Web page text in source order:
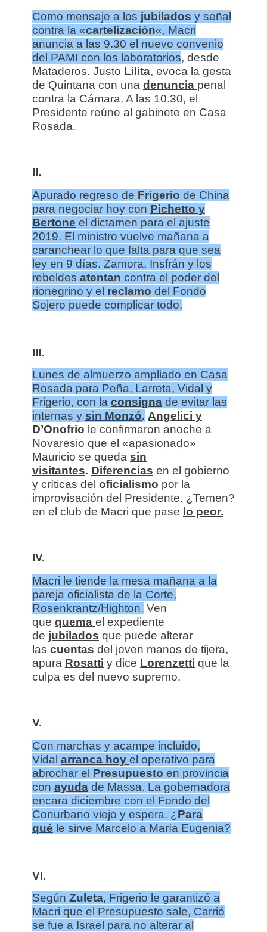
Como mensaje a los jubilados y señal
contra la «cartelización«, Macri
anuncia a las 9.30 el nuevo convenio
del PAMI con los laboratorios, desde
Mataderos. Justo Lilita, evoca la gesta
de Quintana con una denuncia penal
contra la Cámara. A las 10.30, el
Presidente reúne al gabinete en Casa
Rosada.
II.
Apurado regreso de Frigerio de China
para negociar hoy con Pichetto y
Bertone el dictamen para el ajuste
2019. El ministro vuelve mañana a
caranchear lo que falta para que sea
ley en 9 días. Zamora, Insfrán y los
rebeldes atentan contra el poder del
rionegrino y el reclamo del Fondo
Sojero puede complicar todo.
III.
Lunes de almuerzo ampliado en Casa
Rosada para Peña, Larreta, Vidal y
Frigerio, con la consignade evitar las
internas y sin Monzó. Angelici y
D’Onofrio le confirmaron anoche a
Novaresio que el «apasionado»
Mauricio se queda sin
visitantes. Diferencias en el gobierno
y críticas del oficialismo por la
improvisación del Presidente. ¿Temen?
en el club de Macri que pase lo peor.
IV.
Macri le tiende la mesa mañana a la
pareja oficialista de la Corte,
Rosenkrantz/Highton. Ven
que quema el expediente
de jubilados que puede alterar
las cuentas del joven manos de tijera,
apura Rosatti y dice Lorenzetti que la
culpa es del nuevo supremo.
V.
Con marchas y acampe incluido,
Vidal arranca hoy el operativo para
abrochar el Presupuesto en provincia
con ayudade Massa. La gobernadora
encara diciembre con el Fondo del
Conurbano viejo y espera. ¿ Para
qué le sirve Marcelo a María Eugenia?
VI.
Según Zuleta, Frigerio le garantizó a
Macri que el Presupuesto sale, Carrió
se fue a Israel para no alterar al